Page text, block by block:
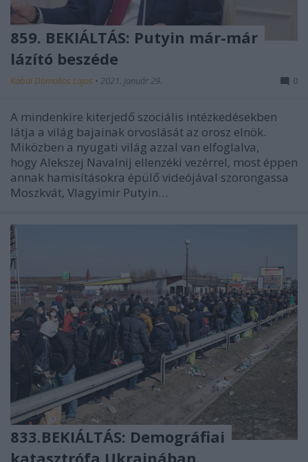
859. BEKIÁLTÁS: Putyin már-már
lázító beszéde
Kabai Domokos Lajos • 2021. január 29. 0
A mindenkire kiterjedő szociális intézkedésekben
látja a világ bajainak orvoslását az orosz elnök.
Miközben a nyugati világ azzal van elfoglalva,
hogy Alekszej Navalnij ellenzéki vezérrel, most éppen
annak hamisításokra épülő videójával szorongassa
Moszkvát, Vlagyimir Putyin…
833.BEKIÁLTÁS: Demográfiai